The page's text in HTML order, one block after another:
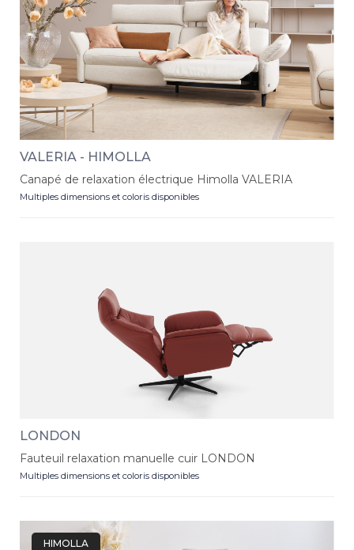
VALERIA - HIMOLLA
Canapé de relaxation électrique Himolla VALERIA
Multiples dimensions et coloris disponibles
LONDON
Fauteuil relaxation manuelle cuir LONDON
Multiples dimensions et coloris disponibles
HIMOLLA